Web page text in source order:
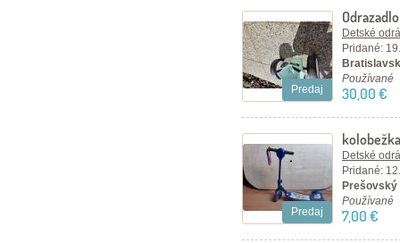
Predaj
Detské
Pridané:
Používané
30,00 €
Predaj
kolobežka
Detské
Pridané:
Prešovský
Používané
7,00 €